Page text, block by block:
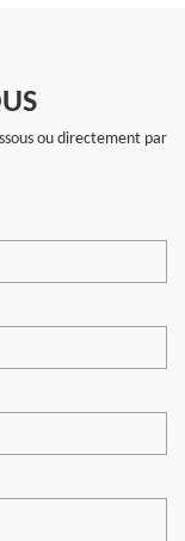
ou directement par